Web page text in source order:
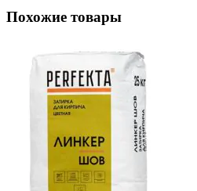
Похожие товары